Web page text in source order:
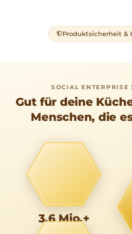
Produktsicherheit &
SOCIAL ENTERPRISE
Gut für deine
Menschen, die
3,6 Mio.+